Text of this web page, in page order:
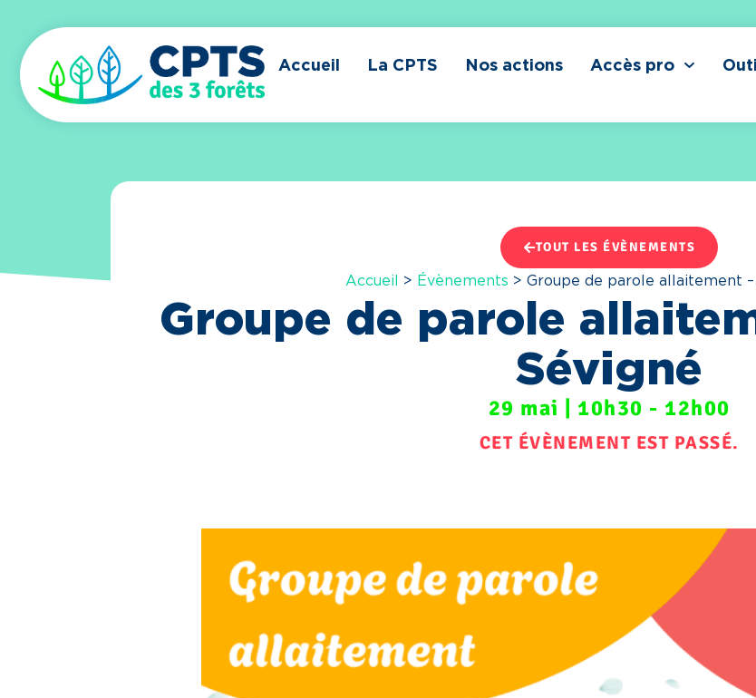
Accueil La CPTS Nos actions Accès pro
TOUT LES ÉVÈNEMENTS
Accueil > Évènements > Groupe de parole allaitement –
Groupe de parole
Sévigné
29 mai | 10h30 - 12h00
CET ÉVÈNEMENT EST PASSÉ.